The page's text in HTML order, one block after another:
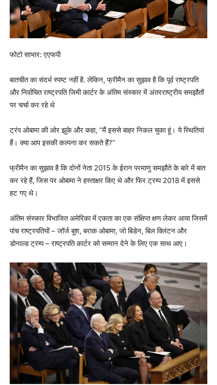
फोटो साभार: एएफपी
बातचीत का संदर्भ स्पष्ट नहीं है. लेकिन, फ्रीमैन का सुझाव है कि पूर्व राष्ट्रपति
और निर्वाचित राष्ट्रपति जिमी कार्टर के अंतिम संस्कार में अंतरराष्ट्रीय समझौतों
पर चर्चा कर रहे थे
ट्रंप ओबामा की ओर झुके और कहा, “मैं इससे बाहर निकल चुका हूं। ये स्थितियां
हैं। क्या आप इसकी कल्पना कर सकते हैं?”
फ्रीमैन का सुझाव है कि दोनों नेता 2015 के ईरान परमाणु समझौते के बारे में बात
कर रहे हैं, जिस पर ओबामा ने हस्ताक्षर किए थे और फिर ट्रम्प 2018 में इससे
हट गए थे।
अंतिम संस्कार विभाजित अमेरिका में एकता का एक संक्षिप्त क्षण लेकर आया जिसमें
पांच राष्ट्रपतियों – जॉर्ज बुश, बराक ओबामा, जो बिडेन, बिल क्लिंटन और
डोनाल्ड ट्रम्प – राष्ट्रपति कार्टर को सम्मान देने के लिए एक साथ आए।